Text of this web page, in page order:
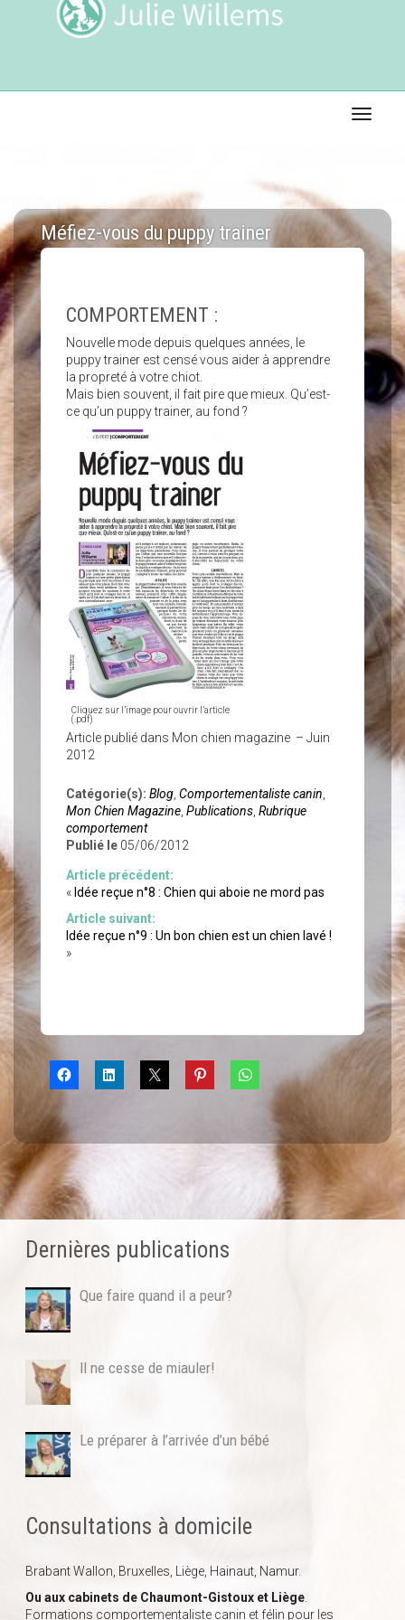
Toggle
Méfiez-vous du puppy trainer
COMPORTEMENT :
Nouvelle mode depuis quelques années, le
puppy trainer est censé vous aider à apprendre
la propreté à votre chiot.
Mais bien souvent, il fait pire que mieux. Qu’est-
ce qu’un puppy trainer, au fond ?
Cliquez sur l’image pour ouvrir l’article
(.pdf)
Article publié dans Mon chien magazine – Juin
2012
Catégorie(s): Blog Comportementaliste canin
Mon Chien Magazine Publications Rubrique
comportement
Publié le 05/06/2012
Article précédent:
«Idée reçue n°8 : Chien qui aboie ne mord pas
Article suivant:
Idée reçue n°9 : Un bon chien est un chien lavé !
»
Dernières publications
Que faire quand il a peur?
Il ne cesse de miauler!
Le préparer à l’arrivée d’un bébé
Consultations à domicile
Brabant Wallon, Bruxelles, Liège, Hainaut, Namur.
Ou aux cabinets de Chaumont-Gistoux et Liège.
Formations comportementaliste canin et félin pour les